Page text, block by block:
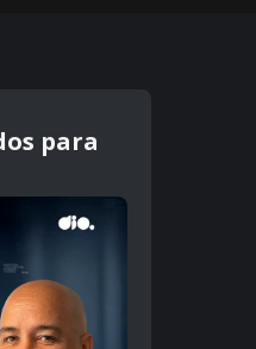
para